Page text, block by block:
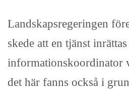
Landskapsregeringen
skede att en tjänst
informationskoordinator
det här fanns också i